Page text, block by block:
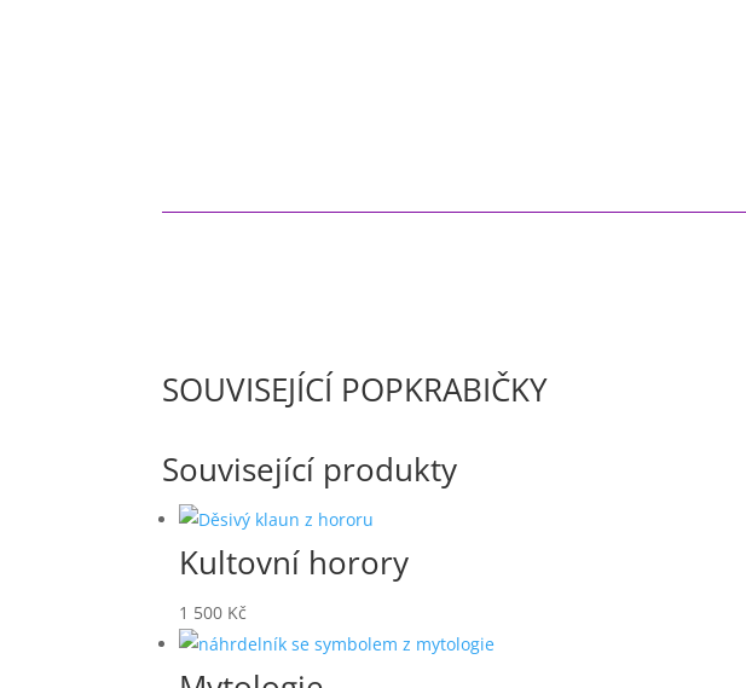
SOUVISEJÍCÍ POPKRABIČKY
Související produkty
Kultovní horory
1 500 Kč